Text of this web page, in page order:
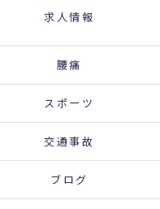
求人情報
腰痛
スポーツ
交通事故
ブログ